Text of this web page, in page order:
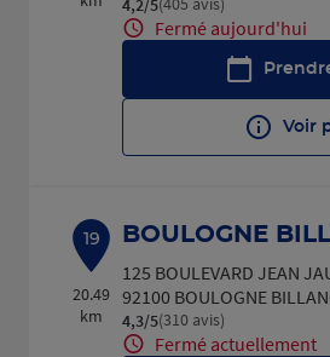
Fermé aujourd'hui
Voir
19
20.49
km
BOULOGNE
125 BOULEVARD JEAN
92100 BOULOGNE
4,3/5Note de 4.3 sur 5
(310 avis)
Fermé actuellement